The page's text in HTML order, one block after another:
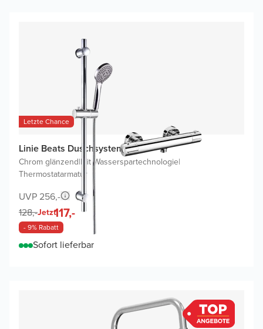
Letzte Chance
Linie Beats Duschsystem
Chrom glänzend|Mit Wasserspartechnologie|
Thermostatarmatur
UVP 256,-
128,-Jetzt117,-
- 9% Rabatt
Sofort lieferbar